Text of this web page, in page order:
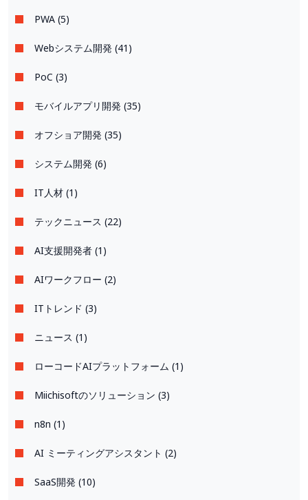
PWA (5)
Webシステム開発 (41)
PoC (3)
モバイルアプリ開発 (35)
オフショア開発 (35)
システム開発 (6)
IT人材 (1)
テックニュース (22)
AI支援開発者 (1)
AIワークフロー (2)
ITトレンド (3)
ニュース (1)
ローコードAIプラットフォーム (1)
Miichisoftのソリューション (3)
n8n (1)
AI ミーティングアシスタント (2)
SaaS開発 (10)